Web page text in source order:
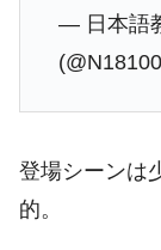
— 日本語
登場シーンは
的。